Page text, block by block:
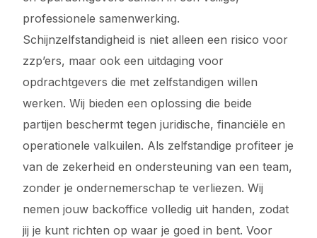
professionele samenwerking.
Schijnzelfstandigheid is niet alleen een risico voor
zzp’ers, maar ook een uitdaging voor
opdrachtgevers die met zelfstandigen willen
werken. Wij bieden een oplossing die beide
partijen beschermt tegen juridische, financiële en
operationele valkuilen. Als zelfstandige profiteer je
van de zekerheid en ondersteuning van een team,
zonder je ondernemerschap te verliezen. Wij
nemen jouw backoffice volledig uit handen, zodat
jij je kunt richten op waar je goed in bent. Voor